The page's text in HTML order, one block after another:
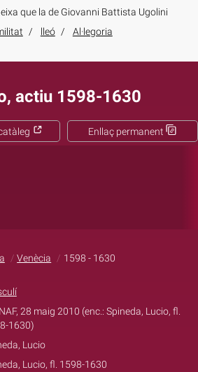
que la de Giovanni Battista Ugolini
lleó Al·legoria
actiu 1598-1630
Enllaç permanent
Venècia 1598 - 1630
28 maig 2010 (enc.: Spineda, Lucio, fl.
1630)
Lucio
Lucio, fl. 1598-1630